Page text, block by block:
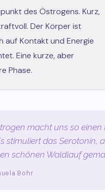
des Östrogens. Kurz,
Der Körper ist
auf Kontakt und Energie
Eine kurze, aber
Phase.
macht uns so
stimuliert das Serotonin,
schönen Waldlauf
Bohr